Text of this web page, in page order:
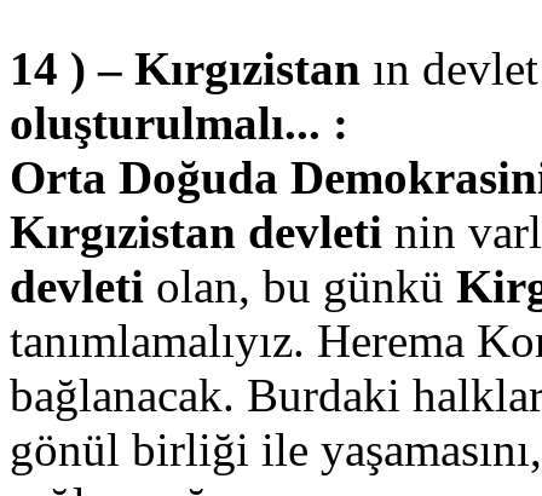
14 ) – Kırgızistan ın
oluşturulmalı... :
Orta Doğuda
Kırgızistan devleti nin
devleti olan, bu günkü
tanımlamalıyız. Herema
bağlanacak. Burdaki
gönül birliği ile